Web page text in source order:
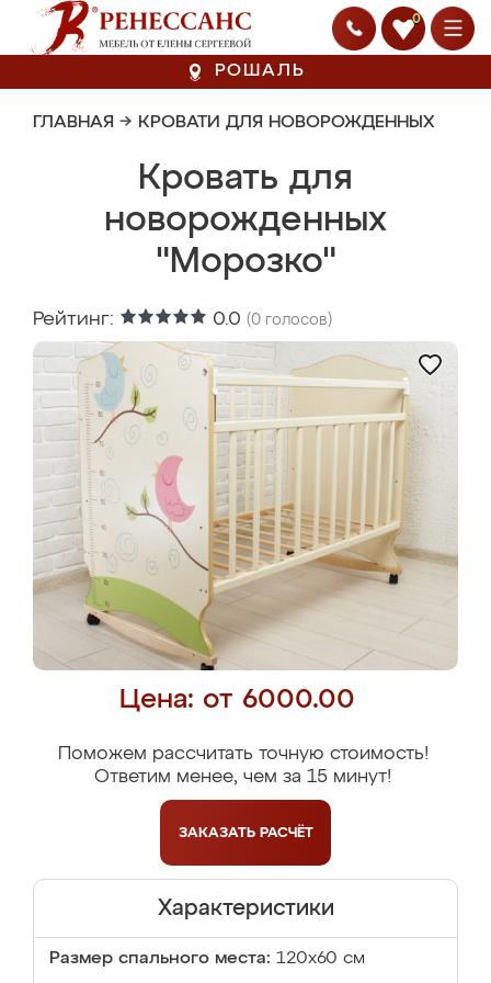
0
РОШАЛЬ
ГЛАВНАЯ → КРОВАТИ ДЛЯ НОВОРОЖДЕННЫХ
Кровать для
новорожденных
"Морозко"
Рейтинг: 0.0 (0 голосов)
Цена: от 6000.00
Поможем рассчитать точную стоимость!
Ответим менее, чем за 15 минут!
ЗАКАЗАТЬ РАСЧЁТ
Характеристики
Размер спального места: 120х60 см